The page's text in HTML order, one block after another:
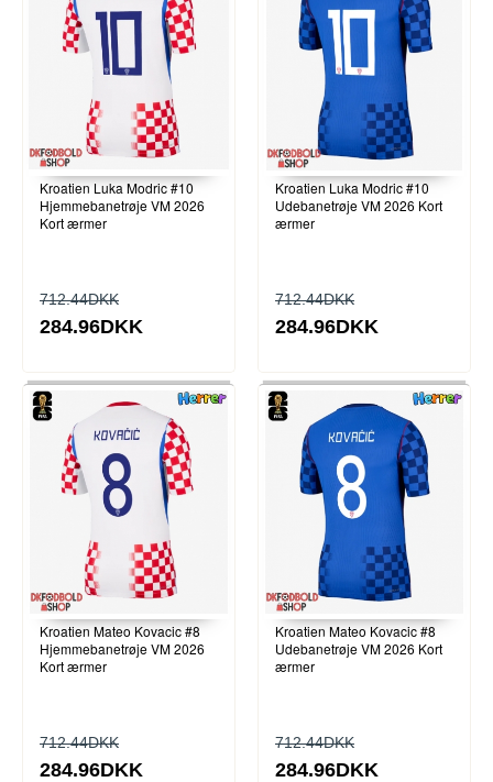
Kroatien Luka Modric #10
Hjemmebanetrøje VM 2026
Kort ærmer
712.44DKK
284.96DKK
Kroatien Luka Modric #10
Udebanetrøje VM 2026 Kort
ærmer
712.44DKK
284.96DKK
Kroatien Mateo Kovacic #8
Hjemmebanetrøje VM 2026
Kort ærmer
712.44DKK
284.96DKK
Kroatien Mateo Kovacic #8
Udebanetrøje VM 2026 Kort
ærmer
712.44DKK
284.96DKK